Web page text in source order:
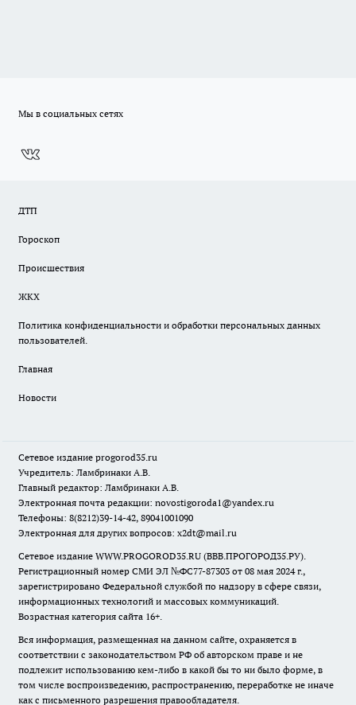
Мы в социальных сетях
ДТП
Гороскоп
Происшествия
ЖКХ
Политика конфиденциальности и обработки персональных данных
пользователей.
Главная
Новости
Сетевое издание progorod35.ru
Учредитель: Ламбринаки А.В.
Главный редактор: Ламбринаки А.В.
Электронная почта редакции: novostigoroda1@yandex.ru
Телефоны: 8(8212)39-14-42, 89041001090
Электронная для других вопросов: x2dt@mail.ru
Сетевое издание WWW.PROGOROD35.RU (ВВВ.ПРОГОРОД35.РУ).
Регистрационный номер СМИ ЭЛ №ФС77-87303 от 08 мая 2024 г.,
зарегистрировано Федеральной службой по надзору в сфере связи,
информационных технологий и массовых коммуникаций.
Возрастная категория сайта 16+.
Вся информация, размещенная на данном сайте, охраняется в
соответствии с законодательством РФ об авторском праве и не
подлежит использованию кем-либо в какой бы то ни было форме, в
том числе воспроизведению, распространению, переработке не иначе
как с письменного разрешения правообладателя.